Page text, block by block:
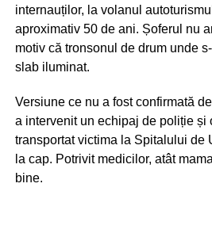
internauților, la volanul
aproximativ 50 de ani. Șoferul nu
motiv că tronsonul de drum unde
slab iluminat.
Versiune ce nu a fost confirmată
a intervenit un echipaj de poliție și
transportat victima la Spitalului de
la cap. Potrivit medicilor, atât
bine.